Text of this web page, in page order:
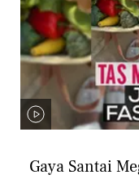
Gaya Santai